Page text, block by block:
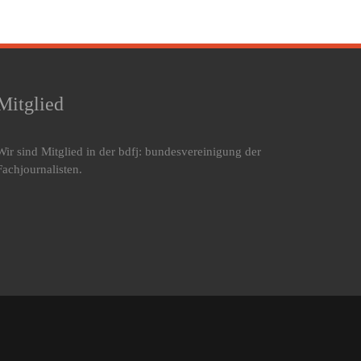
sind Mitglied in der bdfj: bundesvereinigung der